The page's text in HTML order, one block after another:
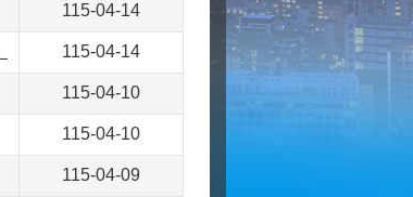
115-04-14
115-04-14
115-04-10
115-04-10
115-04-09